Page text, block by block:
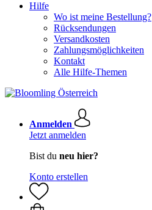
Hilfe
Wo ist meine Bestellung?
Rücksendungen
Versandkosten
Zahlungsmöglichkeiten
Kontakt
Alle Hilfe-Themen
Anmelden
Jetzt anmelden
Bist du neu hier?
Konto erstellen